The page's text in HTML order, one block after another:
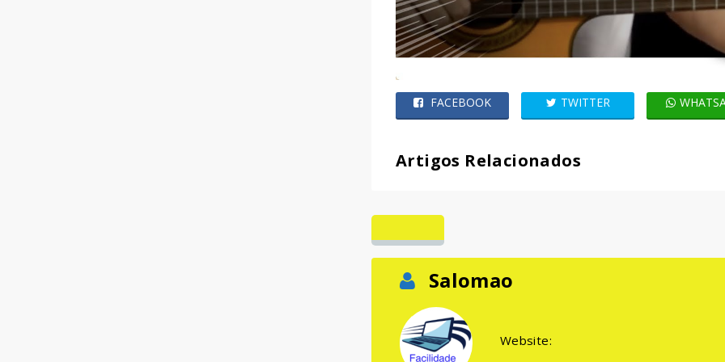
FACEBOOK TWITTER
Artigos Relacionados
Salomao
Website: